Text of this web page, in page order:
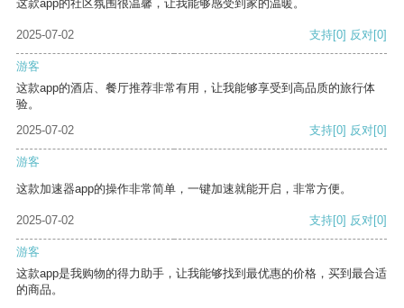
这款app的社区氛围很温馨，让我能够感受到家的温暖。
2025-07-02 支持[0] 反对[0]
游客
这款app的酒店、餐厅推荐非常有用，让我能够享受到高品质的旅行体
验。
2025-07-02
支持[0] 反对[0]
游客
这款加速器app的操作非常简单，一键加速就能开启，非常方便。
2025-07-02 支持[0] 反对[0]
游客
这款app是我购物的得力助手，让我能够找到最优惠的价格，买到最合适
的商品。